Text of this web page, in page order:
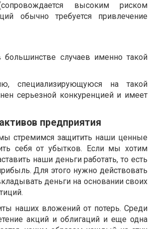
высоким риском
обычно требуется привлечение
случаев именно такой
специализирующуюся на такой
серьезной конкуренцией и имеет
предприятия
стремимся защитить наши ценные
себя от убытков. Если мы хотим
наши деньги работать, то есть
Для этого нужно действовать
деньги на основании своих
наших вложений от потерь. Среди
акций и облигаций и еще одна